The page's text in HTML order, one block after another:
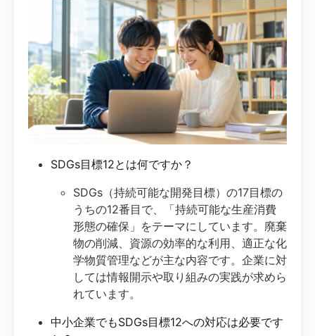
SDGs目標12とは何ですか？
SDGs（持続可能な開発目標）の17目標の
うちの12番目で、「持続可能な生産消費
形態の確保」をテーマにしています。廃棄
物の削減、資源の効率的な利用、適正な化
学物質管理などが主な内容です。企業に対
しては情報開示や取り組みの実践が求めら
れています。
中小企業でもSDGs目標12への対応は必要です